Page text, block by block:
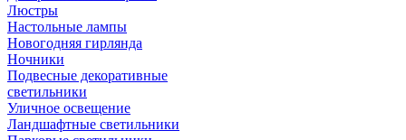
Люстры
Настольные лампы
Новогодняя гирлянда
Ночники
Подвесные декоративные
светильники
Уличное освещение
Ландшафтные светильники